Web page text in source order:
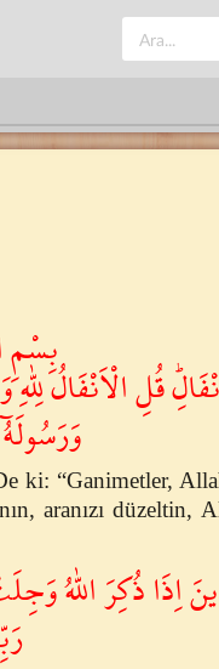
بِسْمِ
قُلِ الْاَنْفَالُ لِلّٰهِ
ki: “Ganimetler,
aranızı düzeltin,
اِذَا ذُكِرَ اللّٰهُ